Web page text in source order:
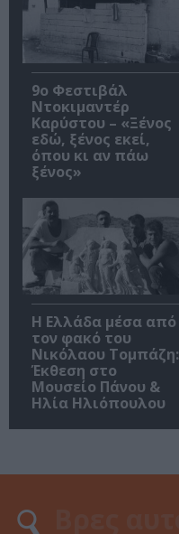
9ο Φεστιβάλ
Ντοκιμαντέρ
Καρύστου – «Ξένος
εδώ, ξένος εκεί,
όπου κι αν πάω
ξένος»
Η Ελλάδα μέσα από
τον φακό του
Νικόλαου Τομπάζη:
Έκθεση στο
Μουσείο Πάνου &
Ηλία Ηλιόπουλου